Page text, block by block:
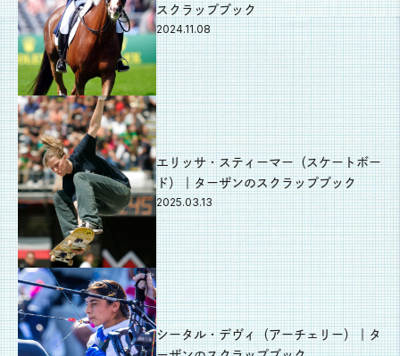
スクラップブック
2024.11.08
エリッサ・スティーマー（スケートボー
ド）｜ターザンのスクラップブック
2025.03.13
シータル・デヴィ（アーチェリー）｜タ